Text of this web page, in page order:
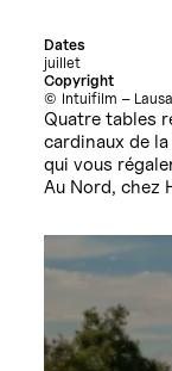
Dates
juillet
Copyright
Intuifilm –
Quatre tables
cardinaux de
qui vous
Au Nord, chez